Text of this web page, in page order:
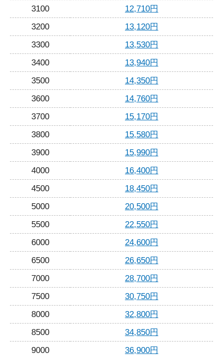
3100
12,710円
3200
13,120円
3300
13,530円
3400
13,940円
3500
14,350円
3600
14,760円
3700
15,170円
3800
15,580円
3900
15,990円
4000
16,400円
4500
18,450円
5000
20,500円
5500
22,550円
6000
24,600円
6500
26,650円
7000
28,700円
7500
30,750円
8000
32,800円
8500
34,850円
9000
36,900円